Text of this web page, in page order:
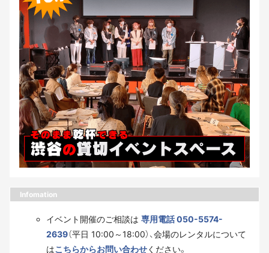
Infomation
イベント開催のご相談は 専用電話 050-5574-
2639（平日 10:00～18:00）、会場のレンタルについて
はこちらからお問い合わせください。